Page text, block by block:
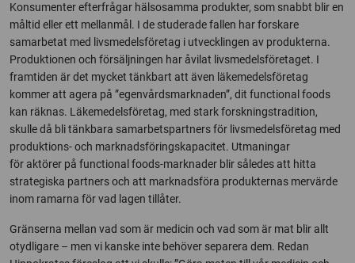
Konsumenter efterfrågar hälsosamma produkter, som snabbt blir en
måltid eller ett mellanmål. I de studerade fallen har forskare
samarbetat med livsmedelsföretag i utvecklingen av produkterna.
Produktionen och försäljningen har åvilat livsmedelsföretaget. I
framtiden är det mycket tänkbart att även läkemedelsföretag
kommer att agera på ”egenvårdsmarknaden”, dit functional foods
kan räknas. Läkemedelsföretag, med stark forskningstradition,
skulle då bli tänkbara samarbetspartners för livsmedelsföretag med
produktions- och marknadsföringskapacitet. Utmaningar
för aktörer på functional foods-marknader blir således att hitta
strategiska partners och att marknadsföra produkternas mervärde
inom ramarna för vad lagen tillåter.
Gränserna mellan vad som är medicin och vad som är mat blir allt
otydligare – men vi kanske inte behöver separera dem. Redan